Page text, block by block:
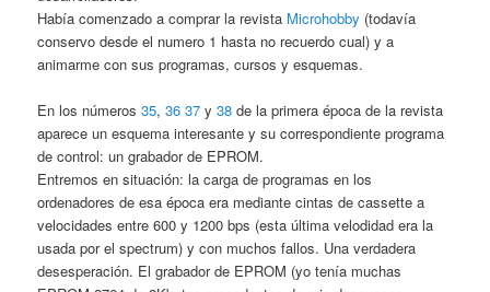
Había comenzado a comprar la revista Microhobby (todavía
conservo desde el numero 1 hasta no recuerdo cual) y a
animarme con sus programas, cursos y esquemas.
En los números35,36 37 y38 de la primera época de la revista
aparece un esquema interesante y su correspondiente programa
de control: un grabador de EPROM.
Entremos en situación: la carga de programas en los
ordenadores de esa época era mediante cintas de cassette a
velocidades entre 600 y 1200 bps (esta última velodidad era la
usada por el spectrum) y con muchos fallos. Una verdadera
desesperación. El grabador de EPROM (yo tenía muchas